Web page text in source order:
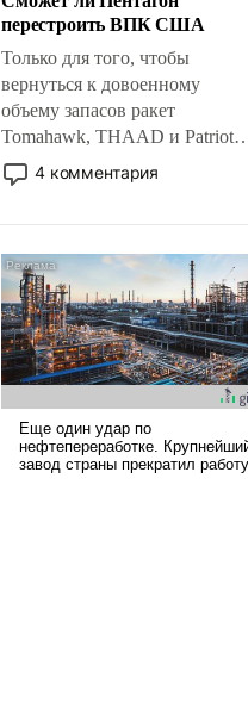
перестроить ВПК США
Только для того, чтобы
вернуться к довоенному
объему запасов ракет
Tomahawk, THAAD и Patriot
США потребуется более трех
лет. Даже небольшая война с
Сложившаяся ситуация
означает многолетний период
уязвимости США, например,
перед Китаем.
4 комментария